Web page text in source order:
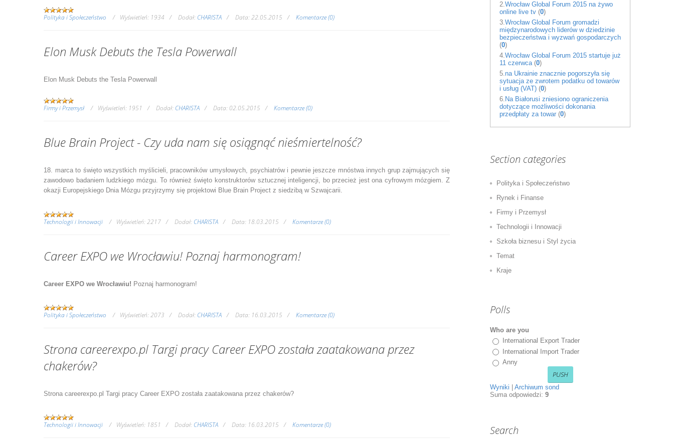
Polityka i Społeczeństwo Wyświetleń: 1934 Dodał: CHARISTA Data:22.05.2015 Komentarze (0)
Elon Musk Debuts the Tesla Powerwall
Elon Musk Debuts the Tesla Powerwall
Firmy i Przemysł Wyświetleń: 1951 Dodał: CHARISTA Data: 02.05.2015 Komentarze (0)
Blue Brain Project - Сzy uda nam się osiągnąć nieśmiertelność?
18. marca to święto wszystkich myślicieli, pracowników umysłowych, psychiatrów i pewnie jeszcze mnóstwa innych grup zajmujących się
zawodowo badaniem ludzkiego mózgu. To również święto konstruktorów sztucznej inteligencji, bo przecież jest ona cyfrowym mózgiem. Z
okazji Europejskiego Dnia Mózgu przyjrzymy się projektowi Blue Brain Project z siedzibą w Szwajcarii.
Technologii i Innowacji Wyświetleń:2217 Dodał: CHARISTA Data: 18.03.2015 Komentarze (0)
Career EXPO we Wrocławiu! Poznaj harmonogram!
Career EXPO we Wrocławiu! Poznaj harmonogram!
Polityka i Społeczeństwo Wyświetleń:2073 Dodał: CHARISTA Data: 16.03.2015 Komentarze (0)
Strona careerexpo.pl Targi pracy Career EXPO została zaatakowana przez
chakerów?
Strona careerexpo.pl Targi pracy Career EXPO została zaatakowana przez chakerów?
Technologii i Innowacji Wyświetleń: 1851 Dodał: CHARISTA Data: 16.03.2015 Komentarze (0)
2.Wrocław Global Forum 2015 na żywo
online live tv (0)
3.Wrocław Global Forum gromadzi
międzynarodowych liderów w dziedzinie
bezpieczeństwa i wyzwań gospodarczych
(0)
4.Wrocław Global Forum 2015 startuje już
11 czerwca (0)
5.na Ukrainie znacznie pogorszyła się
sytuacja ze zwrotem podatku od towarów
i usług (VAT) (0)
6. Na Białorusi zniesiono ograniczenia
dotyczące możliwości dokonania
przedpłaty za towar (0)
Section categories
Polityka i Społeczeństwo
Rynek i Finanse
Firmy i Przemysł
Technologii i Innowacji
Szkoła biznesu i Styl życia
Temat
Kraje
Polls
Who are you
International Export Trader
International Import Trader
Anny
Wyniki | Archiwum sond
Suma odpowiedzi: 9
Search